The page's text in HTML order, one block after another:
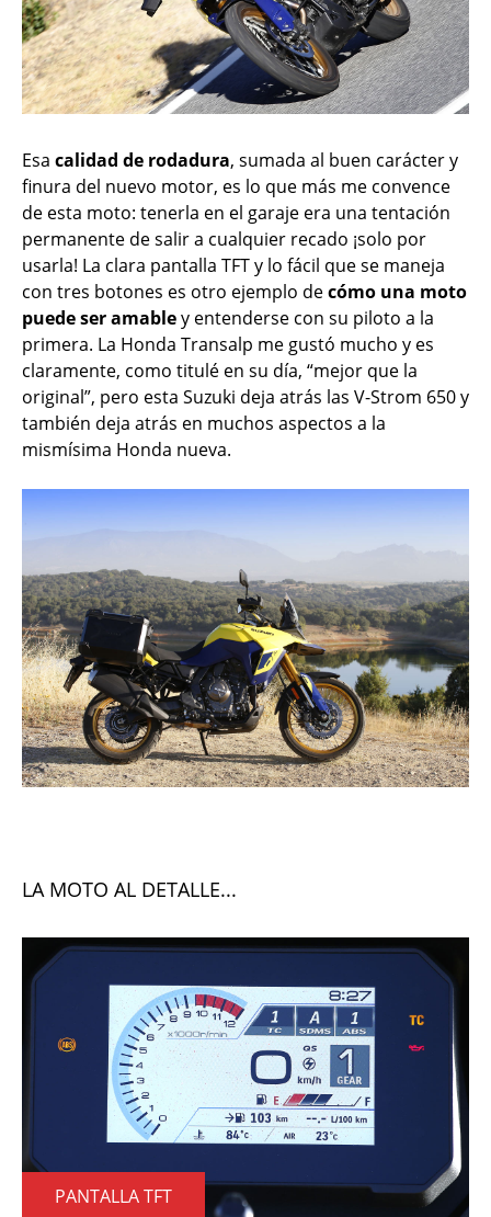
Esa calidad de rodadura, sumada al buen carácter y
finura del nuevo motor, es lo que más me convence
de esta moto: tenerla en el garaje era una tentación
permanente de salir a cualquier recado ¡solo por
usarla! La clara pantalla TFT y lo fácil que se maneja
con tres botones es otro ejemplo decómo una moto
puede ser amabley entenderse con su piloto a la
primera. La Honda Transalp me gustó mucho y es
claramente, como titulé en su día, “mejor que la
original”, pero esta Suzuki deja atrás las V-Strom 650 y
también deja atrás en muchos aspectos a la
mismísima Honda nueva.
LA MOTO AL DETALLE...
PANTALLA TFT